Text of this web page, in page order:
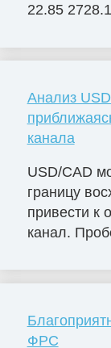
22.85
Анализ
канала
USD/CAD
границу
привести к
канал.
ФРС